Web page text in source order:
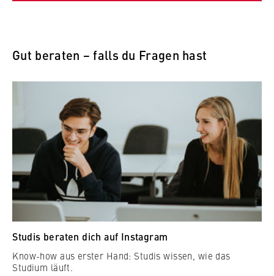
Gut beraten − falls du Fragen hast
Studis beraten dich auf Instagram
Know-how aus erster Hand: Studis wissen, wie das
Studium läuft.